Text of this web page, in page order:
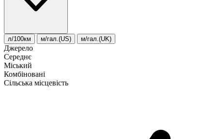
л/100км м/гал.(US) м/гал.(UK)
Джерело
Середнє
Міський
Комбіновані
Сільська місцевість